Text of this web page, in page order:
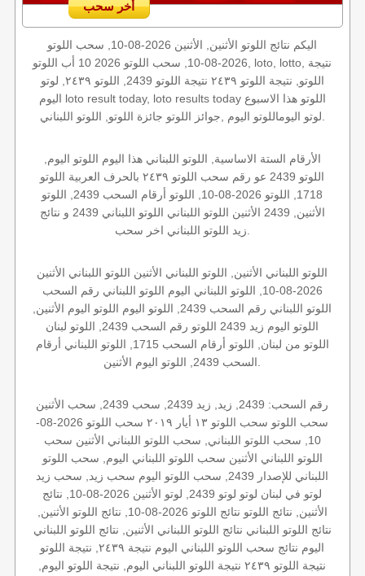
أخر سحب
اليكم نتائج اللوتو الأثنين, الأثنين 2026-08-10, سحب اللوتو
2026-08-10, سحب اللوتو 2026 10 أب اللوتو, loto, lotto, نتيجة
اللوتو, نتيجة اللوتو ٢٤٣٩ نتيجة اللوتو 2439, اللوتو ٢٤٣٩, لوتو
اليوم loto result today, loto results today اللوتو هذا الاسبوع
الأرقام الستة الاساسية, اللوتو اللبناني هذا اليوم اللوتو اليوم,
اللوتو 2439 عو رقم سحب اللوتو ٢٤٣٩ بالحرف العربية اللوتو
1718, اللوتو 2026-08-10, اللوتو أرقام السحب 2439, اللوتو
الأثنين, 2439 الأثنين اللوتو اللبناني اللوتو اللبناني 2439 و نتائج
اللوتو اللبناني الأثنين, اللوتو اللبناني الأثنين اللوتو اللبناني الأثنين
2026-08-10, اللوتو اللبناني اليوم اللوتو اللبناني رقم السحب
اللوتو اللبناني رقم السحب 2439, اللوتو اليوم اللوتو اليوم الأثنين,
اللوتو اليوم زيد 2439 اللوتو رقم السحب 2439, اللوتو لبنان
اللوتو من لبنان, اللوتو أرقام السحب 1715, اللوتو اللبناني أرقام
رقم السحب: 2439, زيد, زيد 2439, سحب 2439, سحب الأثنين
سحب اللوتو سحب اللوتو ١٣ أيار ٢٠١٩ سحب اللوتو 2026-08-
10, سحب اللوتو اللبناني, سحب اللوتو اللبناني الأثنين سحب
اللوتو اللبناني الأثنين سحب اللوتو اللبناني اليوم, سحب اللوتو
اللبناني للإصدار 2439, سحب اللوتو اليوم سحب زيد, سحب زيد
لوتو في لبنان لوتو لوتو 2439, لوتو الأثنين 2026-08-10, نتائج
الأثنين, نتائج اللوتو نتائج اللوتو 2026-08-10, نتائج اللوتو الأثنين,
نتائج اللوتو اللبناني نتائج اللوتو اللبناني الأثنين, نتائج اللوتو اللبناني
اليوم نتائج سحب اللوتو اللبناني اليوم نتيجة ٢٤٣٩, نتيجة اللوتو
نتيجة اللوتو ٢٤٣٩ نتيجة اللوتو اللبناني اليوم, نتيجة اللوتو اليوم,